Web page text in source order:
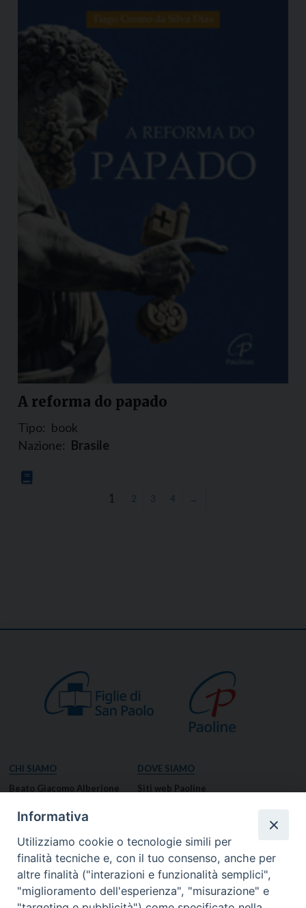
A reforma do papado
Tipo: book
Nazione: Brasile
1 2 3 4 →
CHI SIAMO
Beato Giacomo Alberione
Missione Paolina
Luoghi delle Origini
Governo Generale
DOVE SIAMO
Siti web Paoline
Notizie dal governo generale
Notizie in breve
RISORSE
Informativa
Utilizziamo cookie o tecnologie simili per
finalità tecniche e, con il tuo consenso, anche per
altre finalità ("interazioni e funzionalità semplici",
"miglioramento dell'esperienza", "misurazione" e